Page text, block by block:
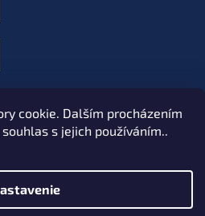
cookie. Dalším procházením
s jejich používáním..